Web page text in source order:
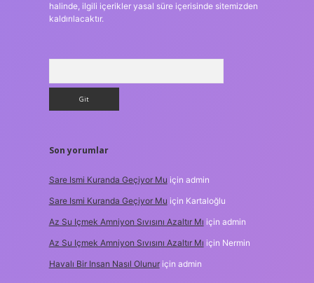
halinde, ilgili içerikler yasal süre içerisinde sitemizden
kaldırılacaktır.
Son yorumlar
Sare Ismi Kuranda Geçiyor Mu için admin
Sare Ismi Kuranda Geçiyor Mu için Kartaloğlu
Az Su Içmek Amniyon Sıvısını Azaltır Mı için admin
Az Su Içmek Amniyon Sıvısını Azaltır Mı için Nermin
Havalı Bir Insan Nasıl Olunuriçin admin